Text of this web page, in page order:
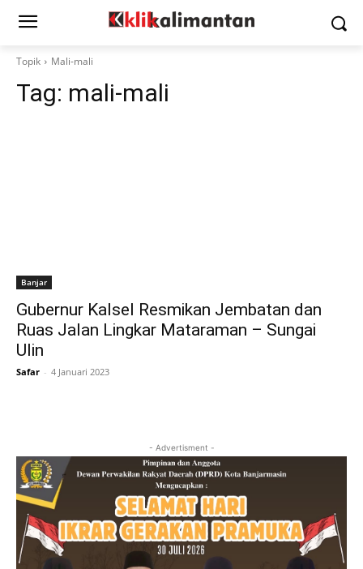
Topik Mali-mali
Tag: mali-mali
Banjar
Gubernur Kalsel Resmikan Jembatan dan
Ruas Jalan Lingkar Mataraman – Sungai
Ulin
Safar - 4 Januari 2023
- Advertisment -